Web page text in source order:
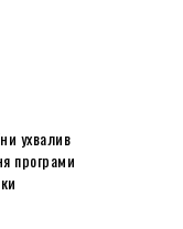
ухвалив
програми